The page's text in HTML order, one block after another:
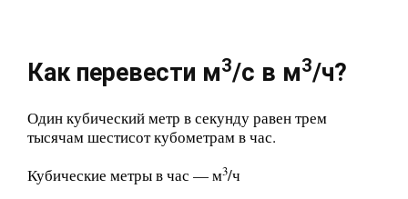
Как перевести м3/с в м3/ч?
Один кубический метр в секунду равен трем
тысячам шестисот кубометрам в час.
Кубические метры в час — м3/ч